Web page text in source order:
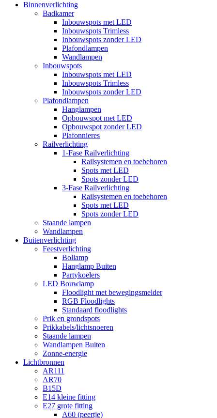
Binnenverlichting
Badkamer
Inbouwspots met LED
Inbouwspots Trimless
Inbouwspots zonder LED
Plafondlampen
Wandlampen
Inbouwspots
Inbouwspots met LED
Inbouwspots Trimless
Inbouwspots zonder LED
Plafondlampen
Hanglampen
Opbouwspot met LED
Opbouwspot zonder LED
Plafonnieres
Railverlichting
1-Fase Railverlichting
Railsystemen en toebehoren
Spots met LED
Spots zonder LED
3-Fase Railverlichting
Railsystemen en toebehoren
Spots met LED
Spots zonder LED
Staande lampen
Wandlampen
Buitenverlichting
Feestverlichting
Bollamp
Hanglamp Buiten
Partykoelers
LED Bouwlamp
Floodlight met bewegingsmelder
RGB Floodlights
Standaard floodlights
Prik en grondspots
Prikkabels/lichtsnoeren
Staande lampen
Wandlampen Buiten
Zonne-energie
Lichtbronnen
AR111
AR70
B15D
E14 kleine fitting
E27 grote fitting
A60 (peertje)